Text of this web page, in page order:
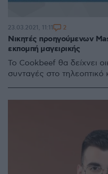
Νικητές προηγούμενων
εκπομπή μαγειρικής
Το Cookbeef θα δείχνει
συνταγές στο τηλεοπτικό
23.03.2021, 11:11 2